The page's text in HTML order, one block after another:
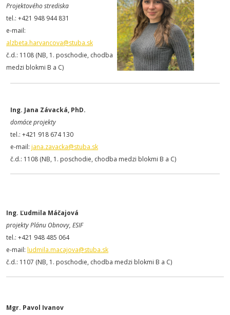
Projektového strediska
tel.: +421 948 944 831
e-mail:
alzbeta.harvancova@stuba.sk
č.d.: 1108 (NB, 1. poschodie, chodba
medzi blokmi B a C)
Ing. Jana Závacká, PhD.
domáce projekty
tel.: +421 918 674 130
e-mail: jana.zavacka@stuba.sk
č.d.: 1108 (NB, 1. poschodie, chodba medzi blokmi B a C)
Ing. Ľudmila Máčajová
projekty Plánu Obnovy, ESIF
tel.: +421 948 485 064
e-mail: ludmila.macajova@stuba.sk
č.d.: 1107 (NB, 1. poschodie, chodba medzi blokmi B a C)
Mgr. Pavol Ivanov